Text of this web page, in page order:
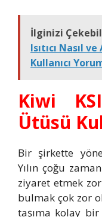
İlginizi
Isıtıcı Nasıl
Kullanıcı
Kiwi
Ütüsü
Bir şirkette
Yılın çoğu
ziyaret etmek
bulmak çok zor
taşıma kolay